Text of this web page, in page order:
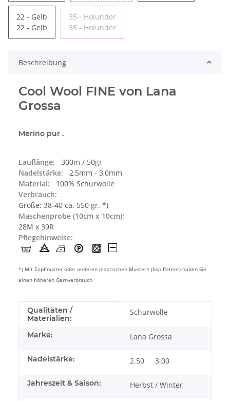
22 - Gelb
22 - Gelb
35 - Holunder
35 - Holunder
Beschreibung
Cool Wool FINE von Lana
Grossa
Merino pur .
Lauflänge:
300m / 50gr
Nadelstärke:
2,5mm - 3,0mm
Material:
100% Schurwolle
Verbrauch:
Größe: 38-40 ca. 550 gr. *)
Maschenprobe (10cm x 10cm):
28M x 39R
Pflegehinweise:
*) Mit Zopfmuster oder anderen plastischen Mustern (bsp Patent) haben Sie
einen höheren Garnverbrauch
Produkteigenschaft
Wert
Qualitäten /
Materialien:
Schurwolle
Marke: Lana Grossa
Nadelstärke: 2.50 3.00
Jahreszeit & Saison: Herbst / Winter